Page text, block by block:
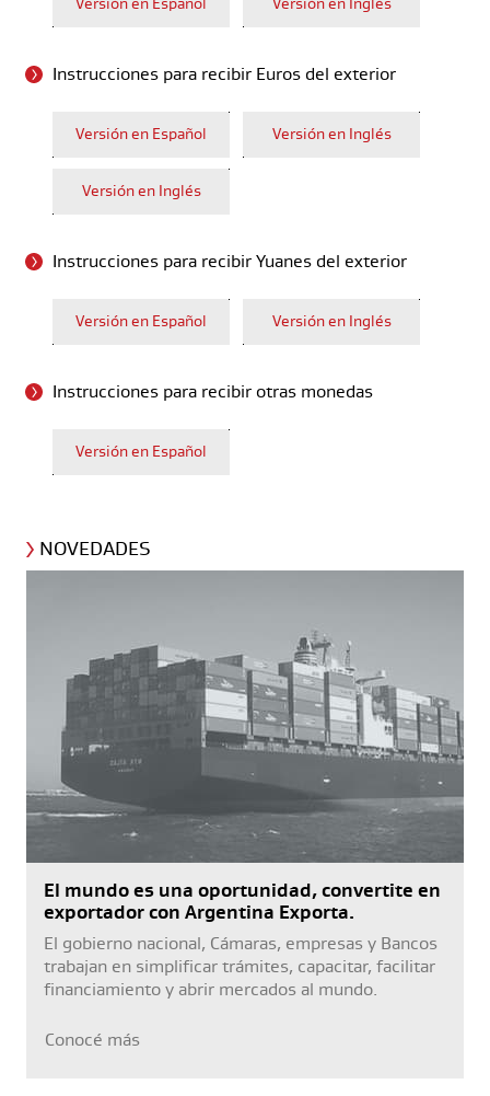
Versión en Español Versión en Inglés
Instrucciones para recibir Euros del exterior
Versión en Español Versión en Inglés
Versión en Inglés
Instrucciones para recibir Yuanes del exterior
Versión en Español Versión en Inglés
Instrucciones para recibir otras monedas
Versión en Español
NOVEDADES
El mundo es una oportunidad, convertite en
exportador con Argentina Exporta.
El gobierno nacional, Cámaras, empresas y Bancos
trabajan en simplificar trámites, capacitar, facilitar
financiamiento y abrir mercados al mundo.
Conocé más